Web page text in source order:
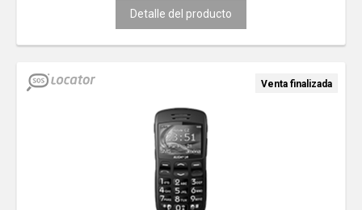
Detalle del producto
Venta finalizada